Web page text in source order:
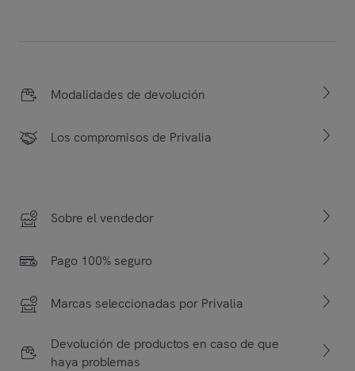
Modalidades de devolución
Los compromisos de Privalia
Sobre el vendedor
Pago 100% seguro
Marcas seleccionadas por Privalia
Devolución de productos en caso de que
haya problemas